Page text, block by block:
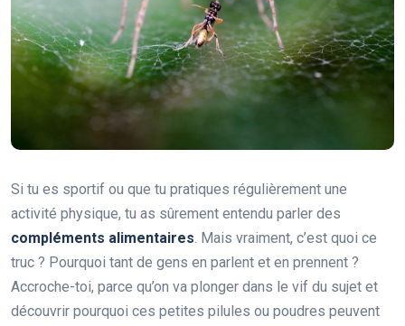
Si tu es sportif ou que tu pratiques régulièrement une
activité physique, tu as sûrement entendu parler des
compléments alimentaires. Mais vraiment, c’est quoi ce
truc ? Pourquoi tant de gens en parlent et en prennent ?
Accroche-toi, parce qu’on va plonger dans le vif du sujet et
découvrir pourquoi ces petites pilules ou poudres peuvent